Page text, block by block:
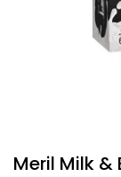
Meril Milk &